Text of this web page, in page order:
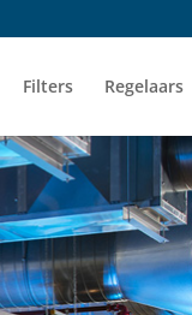
Filters Regelaars